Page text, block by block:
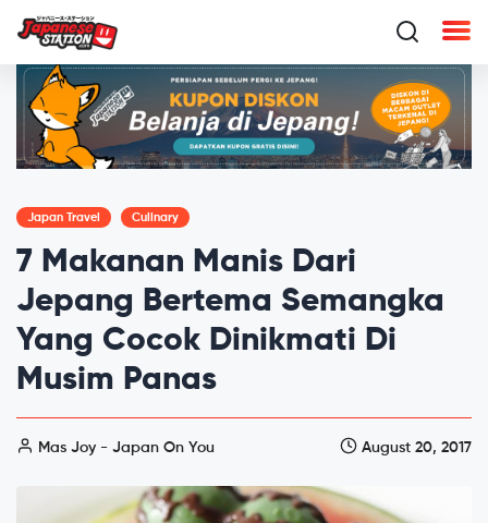
Japan Travel Culinary
7 Makanan Manis Dari
Jepang Bertema Semangka
Yang Cocok Dinikmati Di
Musim Panas
Mas Joy - Japan On You August 20, 2017